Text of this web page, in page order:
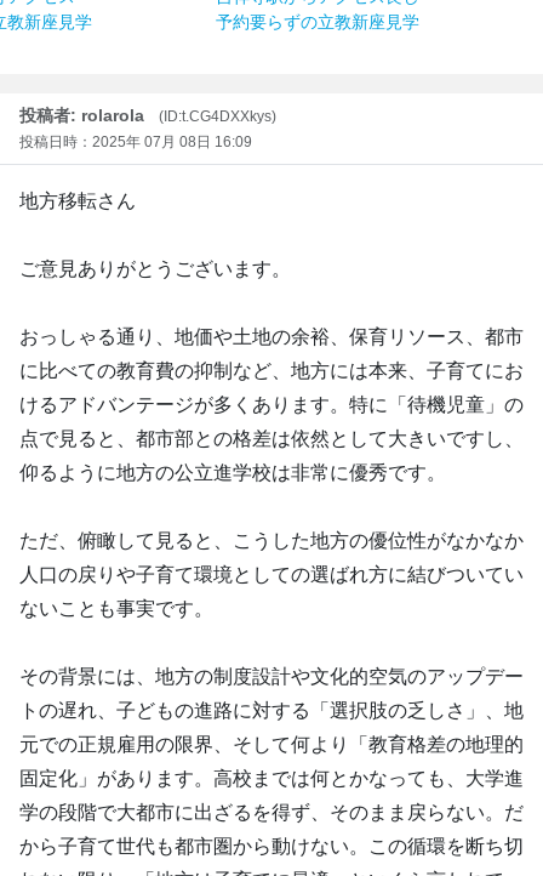
教新座見学
予約要らずの立教新座見学
投稿者: rolarola
(ID:t.CG4DXXkys)
投稿日時：2025年 07月 08日 16:09
地方移転さん
ご意見ありがとうございます。
おっしゃる通り、地価や土地の余裕、保育リソース、都市
に比べての教育費の抑制など、地方には本来、子育てにお
けるアドバンテージが多くあります。特に「待機児童」の
点で見ると、都市部との格差は依然として大きいですし、
仰るように地方の公立進学校は非常に優秀です。
ただ、俯瞰して見ると、こうした地方の優位性がなかなか
人口の戻りや子育て環境としての選ばれ方に結びついてい
ないことも事実です。
その背景には、地方の制度設計や文化的空気のアップデー
トの遅れ、子どもの進路に対する「選択肢の乏しさ」、地
元での正規雇用の限界、そして何より「教育格差の地理的
固定化」があります。高校までは何とかなっても、大学進
学の段階で大都市に出ざるを得ず、そのまま戻らない。だ
から子育て世代も都市圏から動けない。この循環を断ち切